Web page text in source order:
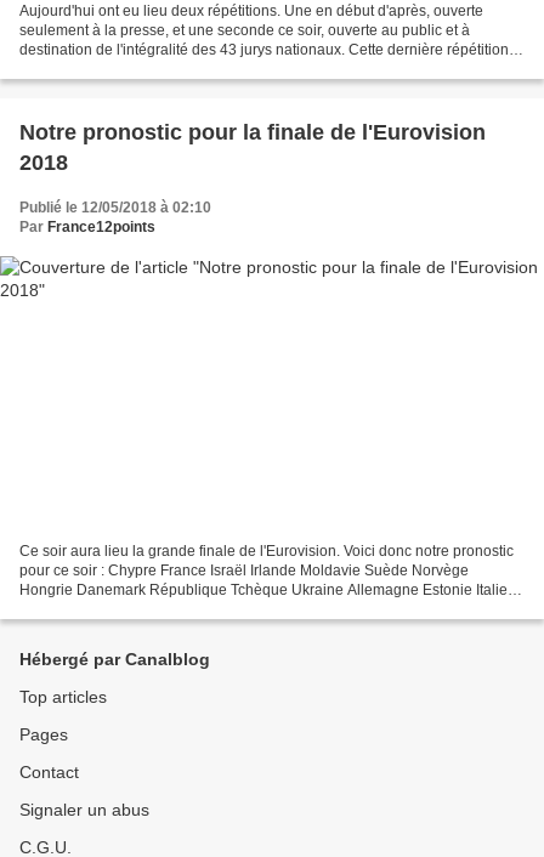
Aujourd'hui ont eu lieu deux répétitions. Une en début d'après, ouverte
seulement à la presse, et une seconde ce soir, ouverte au public et à
destination de l'intégralité des 43 jurys nationaux. Cette dernière répétition
Notre pronostic pour la finale de l'Eurovision
2018
Publié le 12/05/2018 à 02:10
Par France12points
Ce soir aura lieu la grande finale de l'Eurovision. Voici donc notre pronostic
pour ce soir : Chypre France Israël Irlande Moldavie Suède Norvège
Hongrie Danemark République Tchèque Ukraine Allemagne Estonie Italie
Hébergé par Canalblog
Top articles
Pages
Contact
Signaler un abus
C.G.U.